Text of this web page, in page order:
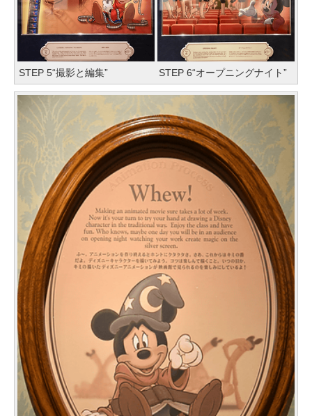
STEP 5“撮影と編集” STEP 6“オープニングナイト”